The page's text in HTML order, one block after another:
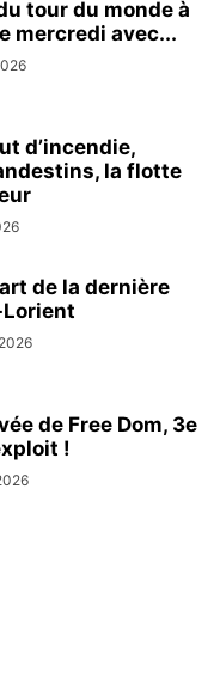
tour du monde à
mercredi avec...
d’incendie,
la flotte
de la dernière
de Free Dom, 3e
!